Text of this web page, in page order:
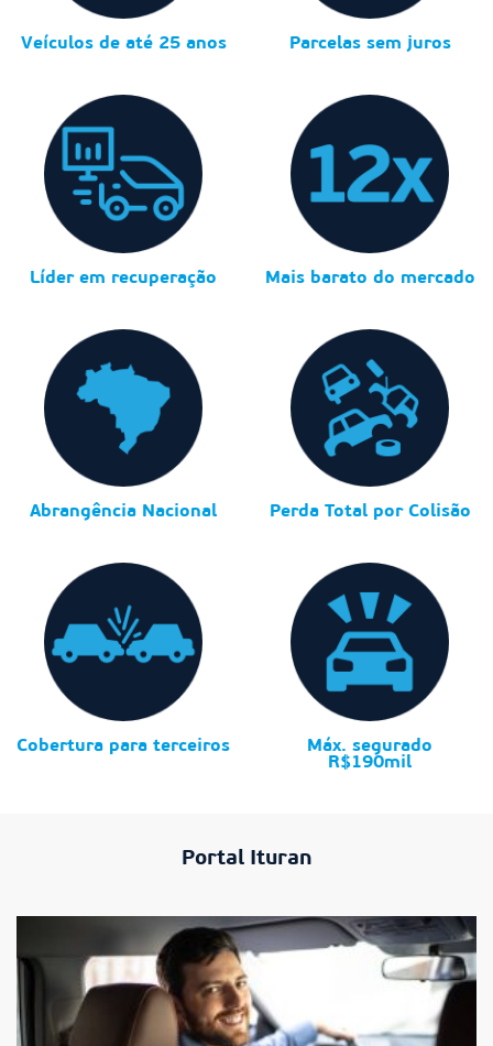
Veículos de até 25 anos Parcelas sem juros
Líder em recuperação Mais barato do mercado
Abrangência Nacional Perda Total por Colisão
Cobertura para terceiros
Máx. segurado
R$190mil
Portal Ituran